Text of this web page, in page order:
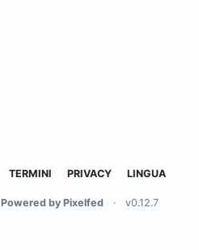
TERMINI PRIVACY LINGUA
Powered by Pixelfed · v0.12.7